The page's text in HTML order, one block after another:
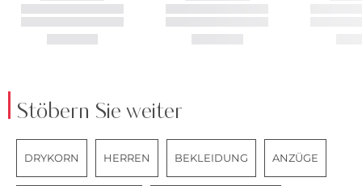
Stöbern Sie weiter
DRYKORN HERREN BEKLEIDUNG ANZÜGE